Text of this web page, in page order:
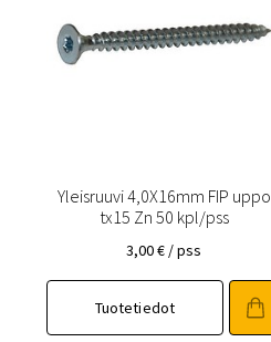
Yleisruuvi 4,0X16mm FIP uppo
tx15 Zn 50 kpl/pss
3,00€ / pss
Tuotetiedot